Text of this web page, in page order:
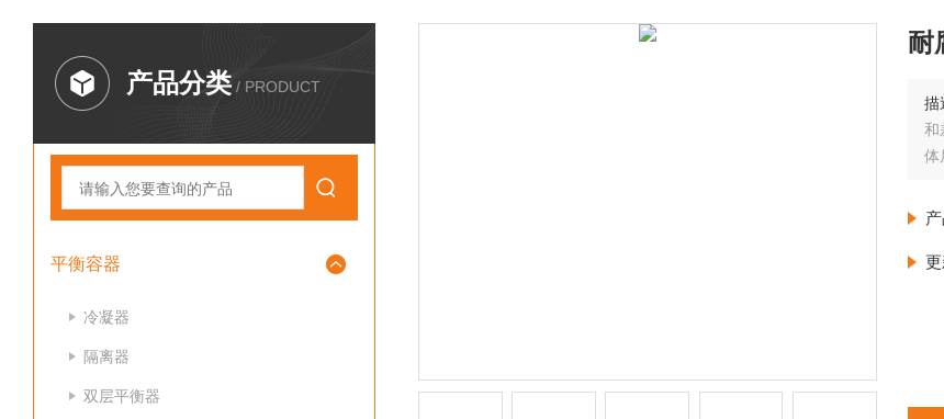
产品分类 / PRODUCT
平衡容器
冷凝器
隔离器
双层平衡器
耐
描
和
体
更